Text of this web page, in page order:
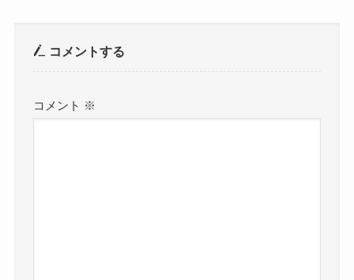
コメントする
コメント ※